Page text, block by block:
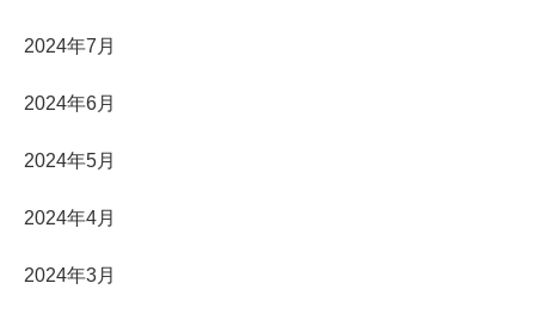
2024年7月
2024年6月
2024年5月
2024年4月
2024年3月